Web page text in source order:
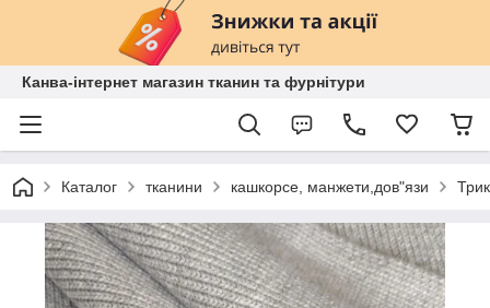
Канва-інтернет магазин тканин та фурнітури
Каталог тканини кашкорсе, манжети,дов"язи